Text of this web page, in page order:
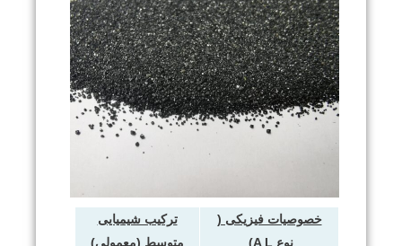
خصوصیات فیزیکی (
نوع
A L)
ترکیب شیمیایی
متوسط ​​(معمولی)